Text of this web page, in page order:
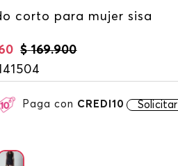
corto para mujer sisa
$ 169.900
Paga con CREDI10 Solicitar